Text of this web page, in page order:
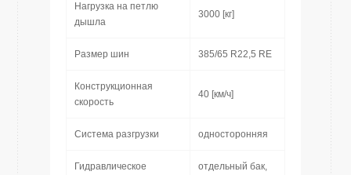
Нагрузка на петлю
дышла
3000 [кг]
Размер шин 385/65 R22,5 RE
Конструкционная
скорость
40 [км/ч]
Система разгрузки односторонняя
Гидравлическое
отдельный бaк,